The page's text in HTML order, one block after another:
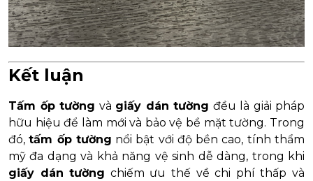
Kết luận
Tấm ốp tường và giấy dán tường đều là giải pháp
hữu hiệu để làm mới và bảo vệ bề mặt tường. Trong
đó,tấm ốp tường nổi bật với độ bền cao, tính thẩm
mỹ đa dạng và khả năng vệ sinh dễ dàng, trong khi
giấy dán tường chiếm ưu thế về chi phí thấp và